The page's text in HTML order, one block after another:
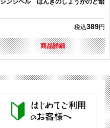
税込389円
商品詳細